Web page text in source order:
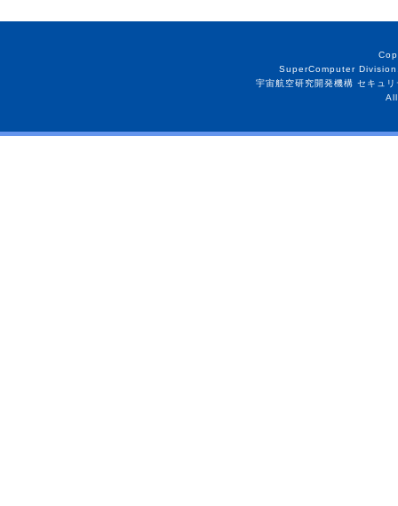
SuperComputer
宇宙航空研究開発機構 セキュ